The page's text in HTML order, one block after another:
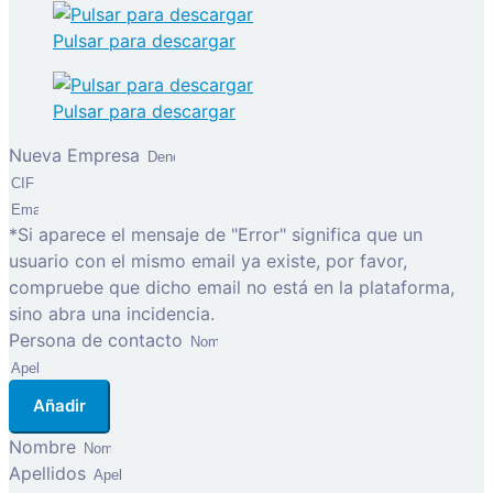
Pulsar para descargar
Pulsar para descargar
Nueva Empresa
*Si aparece el mensaje de "Error" significa que un
usuario con el mismo email ya existe, por favor,
compruebe que dicho email no está en la plataforma,
sino abra una incidencia.
Persona de contacto
Añadir
Nombre
Apellidos